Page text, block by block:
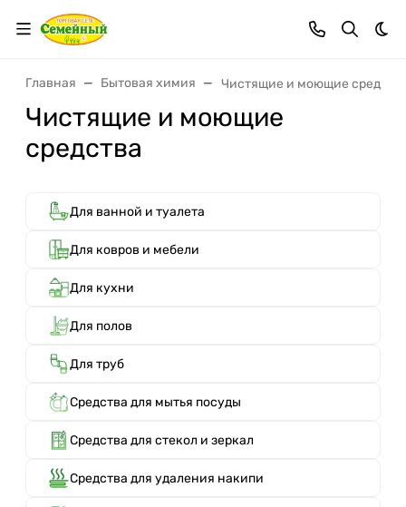
Главная Бытовая химия Чистящие и моющие
Чистящие и моющие
средства
Для ванной и туалета
Для ковров и мебели
Для кухни
Для полов
Для труб
Средства для мытья посуды
Средства для стекол и зеркал
Средства для удаления накипи